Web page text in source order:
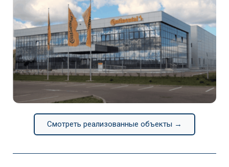
Continental
Смотреть реализованные объекты →